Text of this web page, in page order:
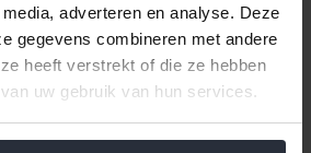
adverteren en analyse. Deze
gegevens combineren met andere
heeft verstrekt of die ze hebben
uw gebruik van hun services.
€11,49 Incl. btw
€9,50 Excl. btw
Beschikbaar